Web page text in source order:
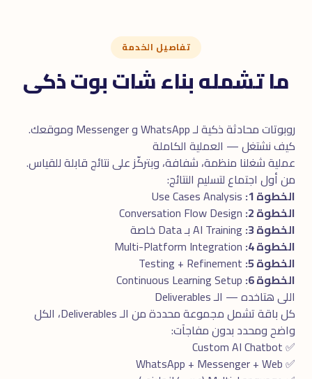
تفاصيل الخدمة
ما تشمله بناء شات بوت ذكى
روبوتات محادثة ذكية لـ WhatsApp و Messenger وموقعك.
كيف نشتغل — العملية الكاملة
عملية شغلنا منظمة، شفافة، وبتركّز على نتائج قابلة للقياس.
من أول اجتماع لتسليم النتائج:
الخطوة 1:
الخطوة 2:
الخطوة 3:
الخطوة 4:
الخطوة 5:
الخطوة 6:
اللى هتاخده — الـ Deliverables
كل باقة تشمل مجموعة محددة من الـ Deliverables، الكل
واضح ومحدد بدون مفاجآت:
✅ Custom AI Chatbot
✅ WhatsApp + Messenger + Web